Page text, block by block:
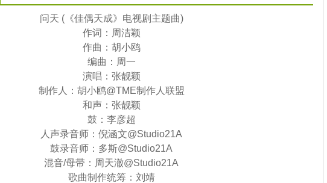
问天 (《佳偶天成》电视剧主题曲)
作词：周洁颖
作曲：胡小鸥
编曲：周一
演唱：张靓颖
制作人：胡小鸥@TME制作人联盟
和声：张靓颖
鼓：李彦超
人声录音师：倪涵文@Studio21A
鼓录音师：多斯@Studio21A
混音/母带：周天澈@Studio21A
歌曲制作统筹：刘靖